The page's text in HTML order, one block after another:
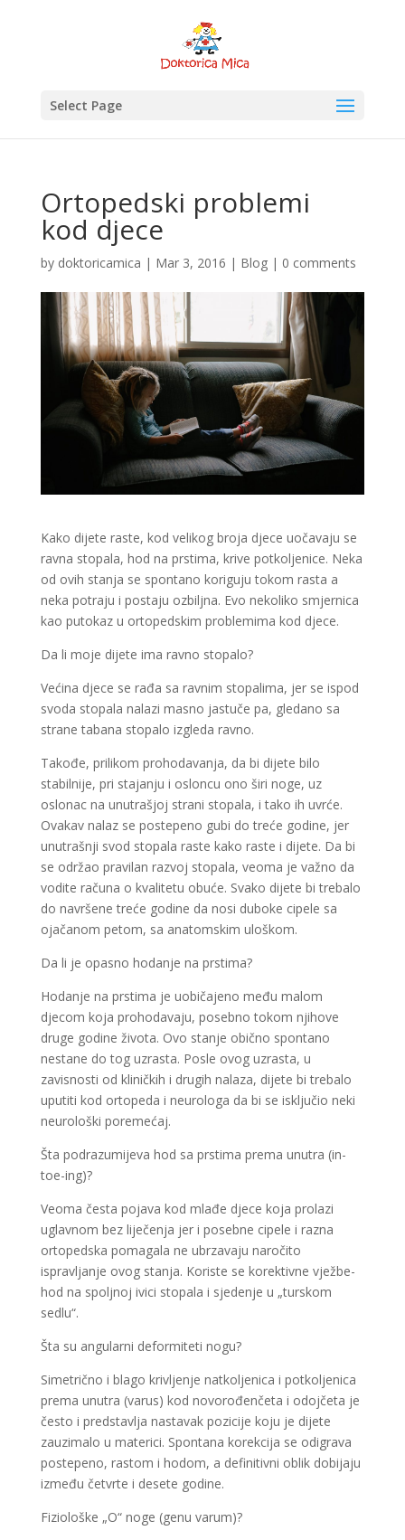
Select Page
Ortopedski problemi
kod djece
by doktoricamica | Mar 3, 2016 | Blog| 0 comments
Kako dijete raste, kod velikog broja djece uočavaju se
ravna stopala, hod na prstima, krive potkoljenice. Neka
od ovih stanja se spontano koriguju tokom rasta a
neka potraju i postaju ozbiljna. Evo nekoliko smjernica
kao putokaz u ortopedskim problemima kod djece.
Da li moje dijete ima ravno stopalo?
Većina djece se rađa sa ravnim stopalima, jer se ispod
svoda stopala nalazi masno jastuče pa, gledano sa
strane tabana stopalo izgleda ravno.
Takođe, prilikom prohodavanja, da bi dijete bilo
stabilnije, pri stajanju i osloncu ono širi noge, uz
oslonac na unutrašjoj strani stopala, i tako ih uvrće.
Ovakav nalaz se postepeno gubi do treće godine, jer
unutrašnji svod stopala raste kako raste i dijete. Da bi
se održao pravilan razvoj stopala, veoma je važno da
vodite računa o kvalitetu obuće. Svako dijete bi trebalo
do navršene treće godine da nosi duboke cipele sa
ojačanom petom, sa anatomskim uloškom.
Da li je opasno hodanje na prstima?
Hodanje na prstima je uobičajeno među malom
djecom koja prohodavaju, posebno tokom njihove
druge godine života. Ovo stanje obično spontano
nestane do tog uzrasta. Posle ovog uzrasta, u
zavisnosti od kliničkih i drugih nalaza, dijete bi trebalo
uputiti kod ortopeda i neurologa da bi se isključio neki
neurološki poremećaj.
Šta podrazumijeva hod sa prstima prema unutra (in-
toe-ing)?
Veoma česta pojava kod mlađe djece koja prolazi
uglavnom bez liječenja jer i posebne cipele i razna
ortopedska pomagala ne ubrzavaju naročito
ispravljanje ovog stanja. Koriste se korektivne vježbe-
hod na spoljnoj ivici stopala i sjedenje u „turskom
sedlu“.
Šta su angularni deformiteti nogu?
Simetrično i blago krivljenje natkoljenica i potkoljenica
prema unutra (varus) kod novorođenčeta i odojčeta je
često i predstavlja nastavak pozicije koju je dijete
zauzimalo u materici. Spontana korekcija se odigrava
postepeno, rastom i hodom, a definitivni oblik dobijaju
između četvrte i desete godine.
Fiziološke „O“ noge (genu varum)?